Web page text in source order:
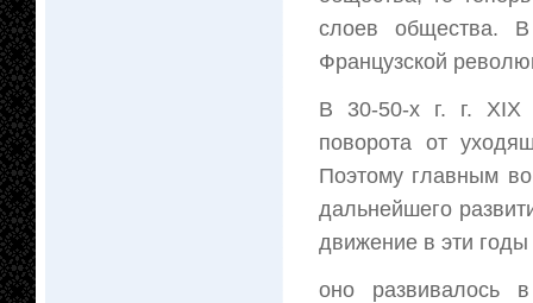
слоев общества.
Французской
В 30-50-х г. г. ХIХ
поворота от
Поэтому главным
дальнейшего
движение в эти
оно развивалось